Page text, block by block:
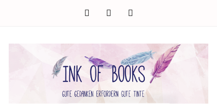
facebook twitter instagram